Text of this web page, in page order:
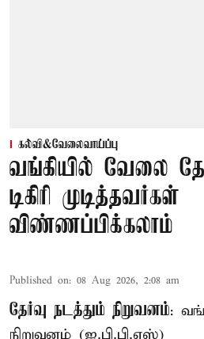
கல்வி&வேலைவாய்ப்பு
வங்கியில் வேலை
டிகிரி முடித்தவர்கள்
விண்ணப்பிக்கலாம்
Published on: 08 Aug 2026, 2:08 am
தேர்வு நடத்தும் நிறுவனம்:
நிறுவனம் (ஐ.பி.பி.எஸ்)